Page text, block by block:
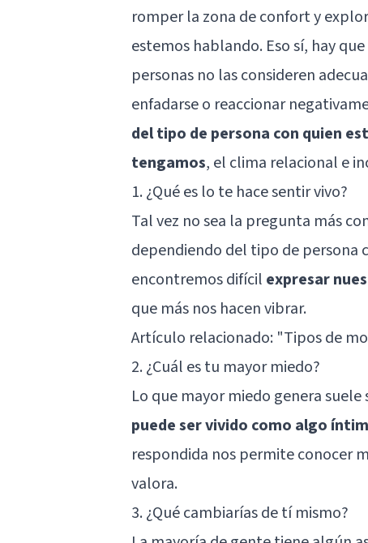
romper la zona de confort y
estemos hablando. Eso sí, hay
personas no las consideren
enfadarse o reaccionar
del tipo de persona con quien
tengamos, el clima relacional e
1. ¿Qué es lo te hace sentir vivo?
Tal vez no sea la pregunta más
dependiendo del tipo de persona
encontremos difícil expresar
que más nos hacen vibrar.
Artículo relacionado: "Tipos de
2. ¿Cuál es tu mayor miedo?
Lo que mayor miedo genera
puede ser vivido como algo
respondida nos permite conocer
valora.
3. ¿Qué cambiarías de tí mismo?